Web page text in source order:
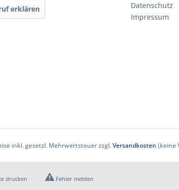
erklären
Datenschutz
Impressum
inkl. gesetzl. Mehrwertsteuer zzgl.Versandkosten (keine
drucken Fehler melden